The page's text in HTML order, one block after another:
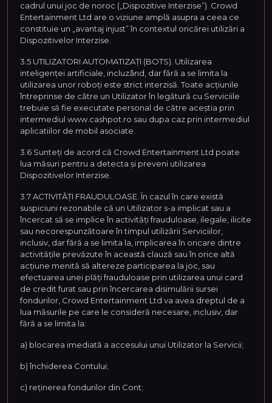
cadrul unui joc de noroc („Dispozitive Interzise”). Crowd
Entertainment Ltd are o viziune amplă asupra a ceea ce
constituie un „avantaj injust” în contextul oricărei utilizări a
Dispozitivelor Interzise.
3.5 UTILIZATORI AUTOMATIZAȚI (BOTS). Utilizarea
inteligenței artificiale, incluzând, dar fără a se limita la
utilizarea unor roboți este strict interzisă. Toate acțiunile
întreprinse de către un Utilizator în legătură cu Serviciile
trebuie să fie executate personal de către aceștia prin
intermediul www.cashpot.ro sau dupa caz prin intermediul
aplicatiilor de mobil asociate.
3.6 Sunteți de acord că Crowd Entertainment Ltd poate
lua măsuri pentru a detecta și preveni utilizarea
Dispozitivelor Interzise.
3.7 ACTIVITĂȚI FRAUDULOASE. În cazul în care există
suspiciuni rezonabile că un Utilizator s-a implicat sau a
încercat să se implice în activități frauduloase, ilegale, ilicite
sau necorespunzătoare în timpul utilizării Serviciilor,
inclusiv, dar fără a se limita la, implicarea în oricare dintre
activitățile prevăzute în această clauză sau în orice altă
acțiune menită să altereze participarea la joc, sau
efectuarea unei plăți frauduloase prin utilizarea unui card
de credit furat sau prin încercarea disimulării sursei
fondurilor, Crowd Entertainment Ltd va avea dreptul de a
lua măsurile pe care le consideră necesare, inclusiv, dar
fără a se limita la:
a) blocarea imediată a accesului unui Utilizator la Servicii;
b) închiderea Contului;
c) reținerea fondurilor din Cont;